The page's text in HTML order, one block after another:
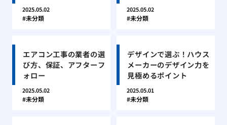
2025.05.02
未分類
2025.05.02
未分類
エアコン工事の業者の選
び方、保証、アフターフ
ォロー
2025.05.02
未分類
デザインで選ぶ！ハウス
メーカーのデザイン力を
見極めるポイント
2025.05.01
未分類